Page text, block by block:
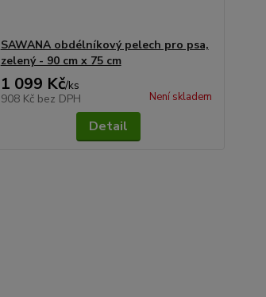
SAWANA obdélníkový pelech pro psa,
zelený - 90 cm x 75 cm
1 099 Kč/ks
908 Kč bez DPH Není skladem
Detail